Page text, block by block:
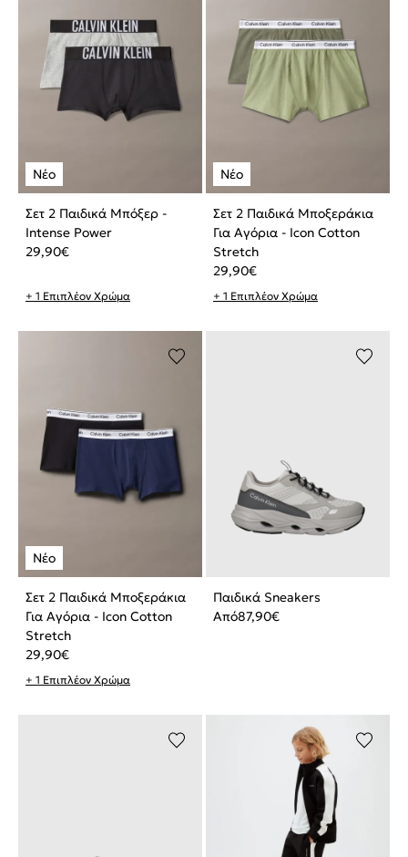
Σετ 2 Παιδικά Μπόξερ -
Intense Power
29,90€
+ 1 Επιπλέον Χρώμα
Σετ 2 Παιδικά Μποξεράκια
Για Αγόρια - Icon Cotton
Stretch
29,90€
+ 1 Επιπλέον Χρώμα
Σετ 2 Παιδικά Μποξεράκια
Για Αγόρια - Icon Cotton
Stretch
29,90€
+ 1 Επιπλέον Χρώμα
Παιδικά Sneakers
Από87,90€